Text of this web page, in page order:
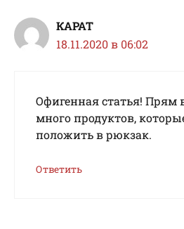
КАРАТ
18.11.2020 в 06:02
Офигенная статья! Прям
много продуктов,
положить в рюкзак.
Ответить